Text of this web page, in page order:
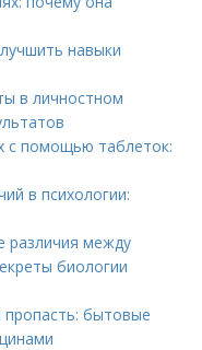
навыки
в личностном
с помощью таблеток:
в психологии:
различия между
биологии
пропасть: бытовые